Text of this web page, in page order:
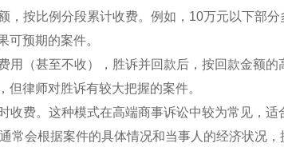
，按比例分段累计收费。例如，10万元以下部
可预期的案件。
用（甚至不收），胜诉并回款后，按回款金额
但律师对胜诉有较大把握的案件。
收费。这种模式在高端商事诉讼中较为常见，适
常会根据案件的具体情况和当事人的经济状况